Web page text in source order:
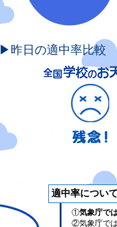
▶昨日の適中率比較
適中率について
①気象庁で
②気象庁で